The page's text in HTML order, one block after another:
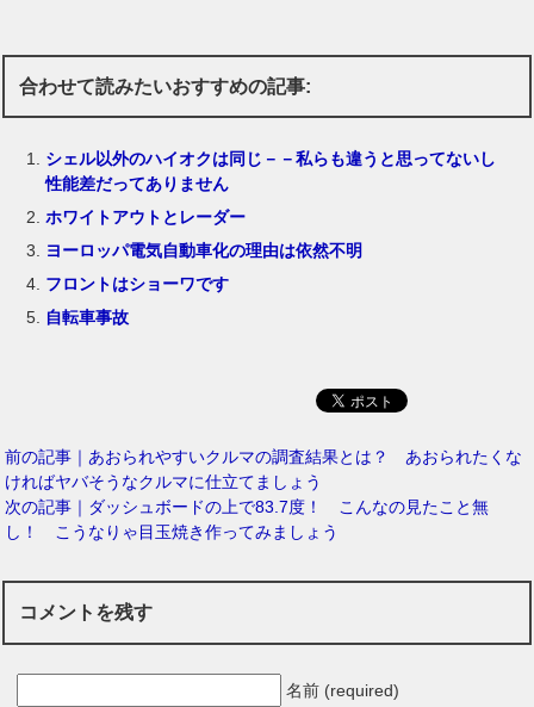
合わせて読みたいおすすめの記事:
シェル以外のハイオクは同じ－－私らも違うと思ってないし
性能差だってありません
ホワイトアウトとレーダー
ヨーロッパ電気自動車化の理由は依然不明
フロントはショーワです
自転車事故
前の記事｜あおられやすいクルマの調査結果とは？ あおられたくな
ければヤバそうなクルマに仕立てましょう
次の記事｜ダッシュボードの上で83.7度！ こんなの見たこと無
し！ こうなりゃ目玉焼き作ってみましょう
コメントを残す
名前 (required)